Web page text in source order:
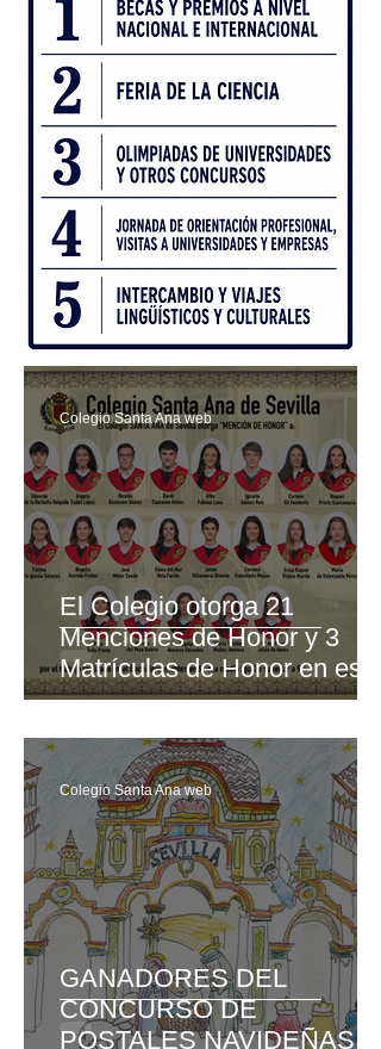
El Colegio otorga 21
Menciones de Honor y 3
Matrículas de Honor en este
curso de 2º de Bachillerato
Colegio Santa Ana web
GANADORES DEL
CONCURSO DE
POSTALES NAVIDEÑAS
Colegio Santa Ana web